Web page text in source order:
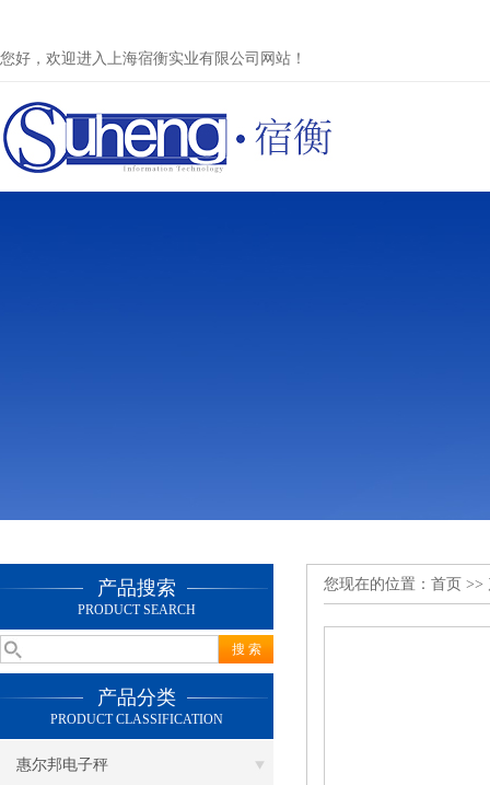
您好，欢迎进入上海宿衡实业有限公司网站！
产品搜索
PRODUCT SEARCH
产品分类
PRODUCT CLASSIFICATION
惠尔邦电子秤
您现在的位置： 首页 >>